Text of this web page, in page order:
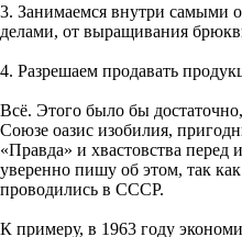
3. Занимаемся внутри самыми
делами, от выращивания
4. Разрешаем продавать
Всё. Этого было бы
Союзе оазис изобилия,
«Правда» и хвастовства
уверенно пишу об этом, так
проводились в СССР.
К примеру, в 1963 году